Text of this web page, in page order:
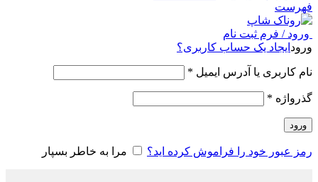
فهرست
ورود / فرم ثبت نام
ورود ایجاد یک حساب کاربری؟
نام کاربری یا آدرس ایمیل *
گذرواژه *
ورود
رمز عبور خود را فراموش کرده اید؟ مرا به خاطر بسپار